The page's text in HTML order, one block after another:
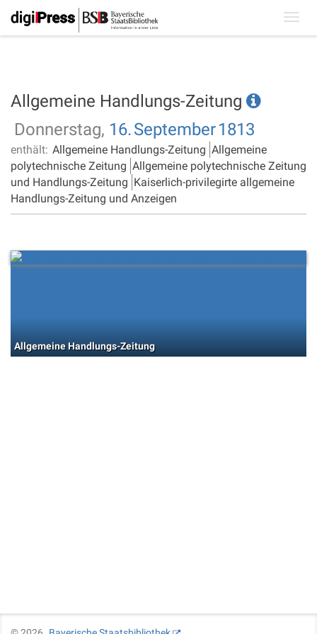
Allgemeine Handlungs-Zeitung
Donnerstag, 16.September1813
enthält: Allgemeine Handlungs-Zeitung Allgemeine
polytechnische Zeitung Allgemeine polytechnische Zeitung
und Handlungs-Zeitung Kaiserlich-privilegirte allgemeine
Handlungs-Zeitung und Anzeigen
Allgemeine Handlungs-Zeitung